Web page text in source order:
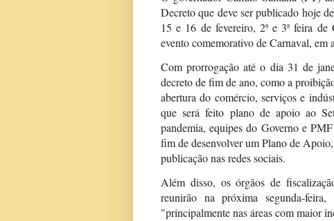
Decreto que deve ser publicado hoje
15 e 16 de fevereiro, 2ª e 3ª feira
evento comemorativo de Carnaval,
Com prorrogação até o dia 31 de
decreto de fim de ano, como a
abertura do comércio, serviços e
que será feito plano de apoio ao
pandemia, equipes do Governo e
fim de desenvolver um Plano de
publicação nas redes sociais.
Além disso, os órgãos de
reunirão na próxima segunda-
"principalmente nas áreas com maior